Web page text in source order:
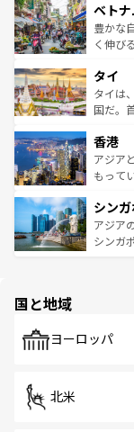
参照し
容にも
照して
き、地
できる
まで、
リティ
覧を参
ベト
豊かな
く伸び
急速な
ーチミ
醸し出
とつ。
ひ現地
が旅行
参照し
タイ
タイは
国だ。
の活気
帯で自
いビー
激する
が待っ
た文化
香港
アジア
もって
み、ど
ており
うな絶
シン
アジア
シンガ
で、ホ
国と地域
ヨーロッパ
北米